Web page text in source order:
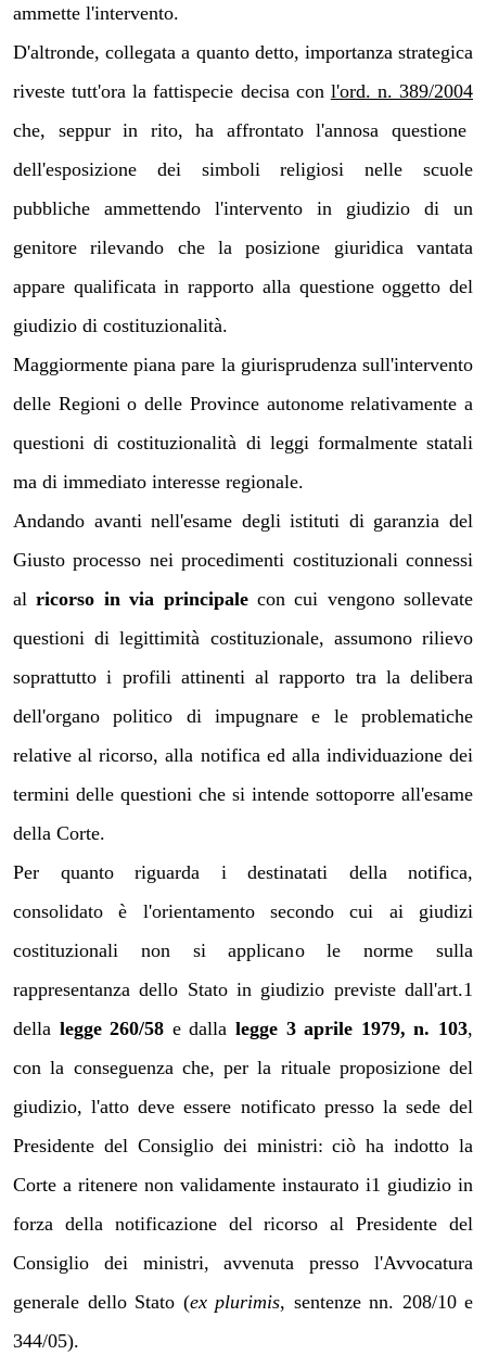
ammette l'intervento.
D'altronde, collegata a quanto detto, importanza strategica
riveste tutt'ora la fattispecie decisa con l'ord. n. 389/2004
che, seppur in rito, ha affrontato l'annosa questione
dell'esposizione dei simboli religiosi nelle scuole
pubbliche ammettendo l'intervento in giudizio di un
genitore rilevando che la posizione giuridica vantata
appare qualificata in rapporto alla questione oggetto del
giudizio di costituzionalità.
Maggiormente piana pare la giurisprudenza sull'intervento
delle Regioni o delle Province autonome relativamente a
questioni di costituzionalità di leggi formalmente statali
ma di immediato interesse regionale.
Andando avanti nell'esame degli istituti di garanzia del
Giusto processo nei procedimenti costituzionali connessi
alricorso in via principalecon cui vengono sollevate
questioni di legittimità costituzionale, assumono rilievo
soprattutto i profili attinenti al rapporto tra la delibera
dell'organo politico di impugnare e le problematiche
relative al ricorso, alla notifica ed alla individuazione dei
termini delle questioni che si intende sottoporre all'esame
della Corte.
Per quanto riguarda i destinatati della notifica,
consolidato è l'orientamento secondo cui ai giudizi
costituzionali non si applicano le norme sulla
rappresentanza dello Stato in giudizio previste dall'art.1
della legge 260/58 e dallalegge 3 aprile 1979, n. 103,
con la conseguenza che, per la rituale proposizione del
giudizio, l'atto deve essere notificato presso la sede del
Presidente del Consiglio dei ministri: ciò ha indotto la
Corte a ritenere non validamente instaurato i1 giudizio in
forza della notificazione del ricorso al Presidente del
Consiglio dei ministri, avvenuta presso l'Avvocatura
generale dello Stato (ex plurimis, sentenze nn. 208/10 e
344/05).